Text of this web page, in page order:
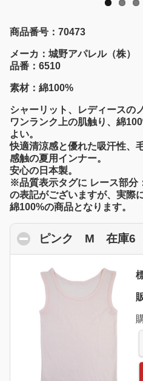
商品番号：70473
メーカ：城野アパレル（株）
品番：6510
素材：綿100%
シャーリット、レディースの
ワンランク上の肌触り、綿
よい。
快適清涼感と優れた吸汗性、
感触の夏用インナー。
安心の日本製。
※品質表示タグに レース部分
の表記がございますが、実際
綿100%の商品となります。
ピンク M 在庫6